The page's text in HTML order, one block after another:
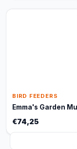
BIRD FEEDERS
Emma's Garden
€74,25